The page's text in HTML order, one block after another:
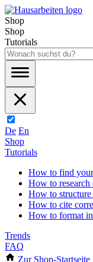
Shop
Shop
Tutorials
De En
Shop
Tutorials
How to find
How to
How to structure
How to cite
How to format
Trends
FAQ
Zur Shop-Startseite